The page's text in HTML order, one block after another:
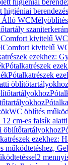
higiéniai
higiéniai
Álló WC
Comfort kivitelű
Comfort kivitelű
ezekhez:
Pótalkatrészek
Pótalkatrészek
öblítőtartályokhoz
WC öblítés
cm-es falsík
öblítőtartályokhoz
ezekhez:
működtetéshez,
2